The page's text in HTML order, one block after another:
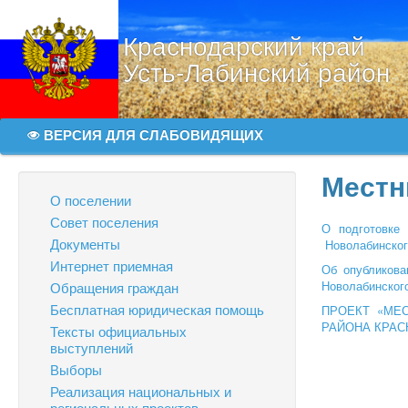
Краснодарский край
Усть-Лабинский район
ВЕРСИЯ ДЛЯ СЛАБОВИДЯЩИХ
О поселении
Совет поселения
Документы
Интернет приемная
Обращения граждан
Бесплатная юридическая помощь
Тексты официальных
выступлений
Выборы
Реализация национальных и
О подготовке
Об
ПРОЕКТ
РАЙОНА